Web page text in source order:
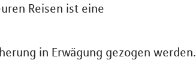
Reisen ist eine
in Erwägung gezogen werden.